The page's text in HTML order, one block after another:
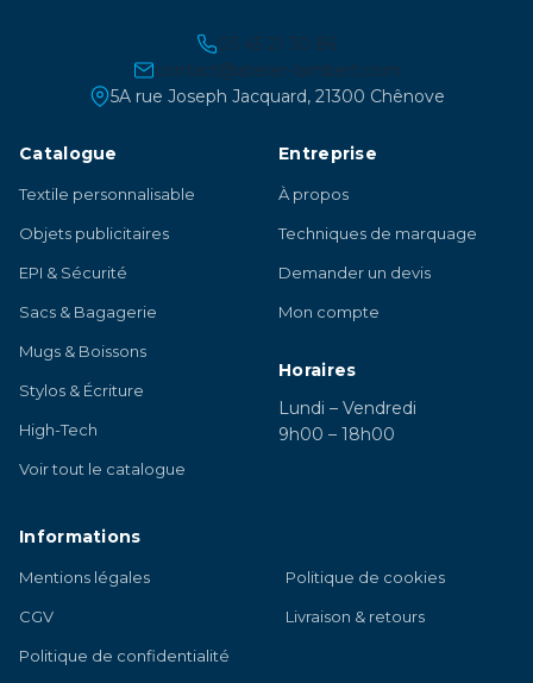
03 45 21 30 86
contact@atelier-lambert.com
5A rue Joseph Jacquard, 21300 Chênove
Catalogue
Textile personnalisable
Objets publicitaires
EPI & Sécurité
Sacs & Bagagerie
Mugs & Boissons
Stylos & Écriture
High-Tech
Voir tout le catalogue
Entreprise
À propos
Techniques de marquage
Demander un devis
Mon compte
Horaires
Lundi – Vendredi
9h00 – 18h00
Informations
Mentions légales
CGV
Politique de confidentialité
Politique de cookies
Livraison & retours